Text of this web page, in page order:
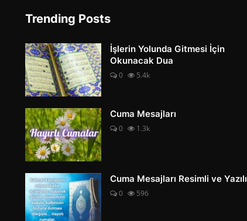
Trending Posts
İşlerin Yolunda Gitmesi İçin
Okunacak Dua
0 5.4k
Cuma Mesajları
0 1.3k
Cuma Mesajları Resimli ve Yazılı
0 596